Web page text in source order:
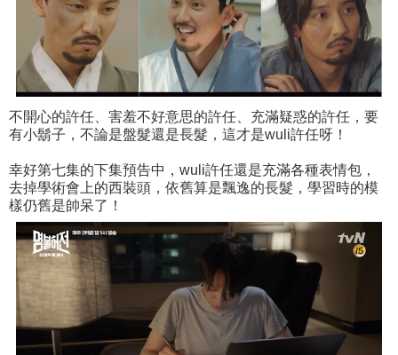
不開心的許任、害羞不好意思的許任、充滿疑惑的許任，要
有小鬍子，不論是盤髮還是長髮，這才是wuli許任呀！
幸好第七集的下集預告中，wuli許任還是充滿各種表情包，
去掉學術會上的西裝頭，依舊算是飄逸的長髮，學習時的模
樣仍舊是帥呆了！